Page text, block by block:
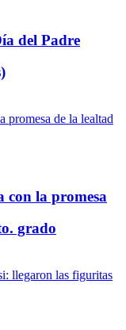
del Padre
con la promesa
grado